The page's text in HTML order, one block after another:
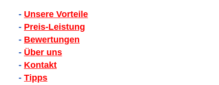
- Unsere Vorteile
- Preis-Leistung
- Bewertungen
- Über uns
- Kontakt
- Tipps